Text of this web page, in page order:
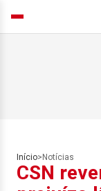
Início> Notícias
CSN